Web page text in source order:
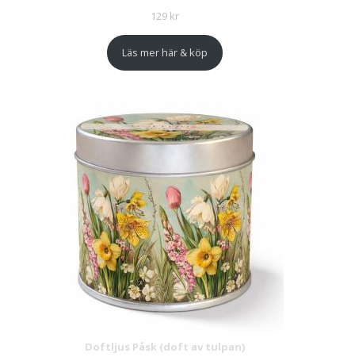
129 kr
Läs mer här & köp
Doftljus Påsk (doft av tulpan)